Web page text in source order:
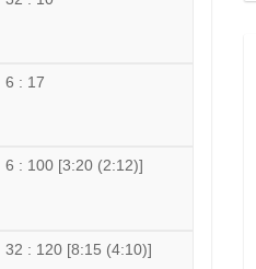
6 : 17
6 : 100 [3:20 (2:12)]
32 : 120 [8:15 (4:10)]